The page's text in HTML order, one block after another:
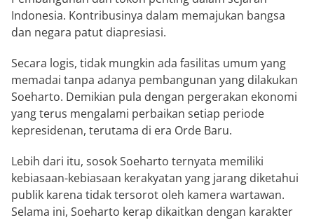
Indonesia. Kontribusinya dalam memajukan bangsa
dan negara patut diapresiasi.
Secara logis, tidak mungkin ada fasilitas umum yang
memadai tanpa adanya pembangunan yang dilakukan
Soeharto. Demikian pula dengan pergerakan ekonomi
yang terus mengalami perbaikan setiap periode
kepresidenan, terutama di era Orde Baru.
Lebih dari itu, sosok Soeharto ternyata memiliki
kebiasaan-kebiasaan kerakyatan yang jarang diketahui
publik karena tidak tersorot oleh kamera wartawan.
Selama ini, Soeharto kerap dikaitkan dengan karakter